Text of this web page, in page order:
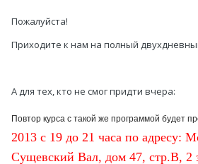
Пожалуйста!
Приходите к нам на полный
А для тех, кто не смог придти вчера:
Повтор курса с такой же программой будет
2013 с 19 до 21 часа по адресу:
Сущевский Вал, дом 47, стр.В, 2